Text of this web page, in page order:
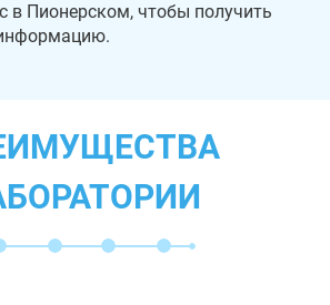
в Пионерском, чтобы получить